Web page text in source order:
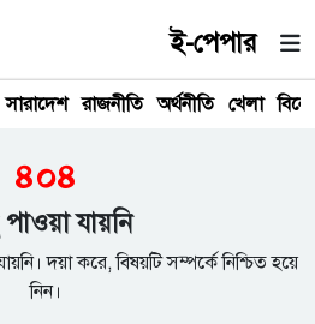
ই-পেপার
সারাদেশ রাজনীতি অর্থনীতি খেলা
৪০৪
যায়নি
দয়া করে, বিষয়টি সম্পর্কে নিশ্চিত হয়ে
নিন।